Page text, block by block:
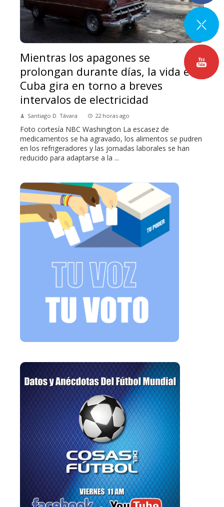
Mientras los apagones se
prolongan durante días, la vida en
Cuba gira en torno a breves
intervalos de electricidad
Santiago D. Távara 22 horas ago
Foto cortesía NBC Washington La escasez de
medicamentos se ha agravado, los alimentos se pudren
en los refrigeradores y las jornadas laborales se han
reducido para adaptarse a la ...